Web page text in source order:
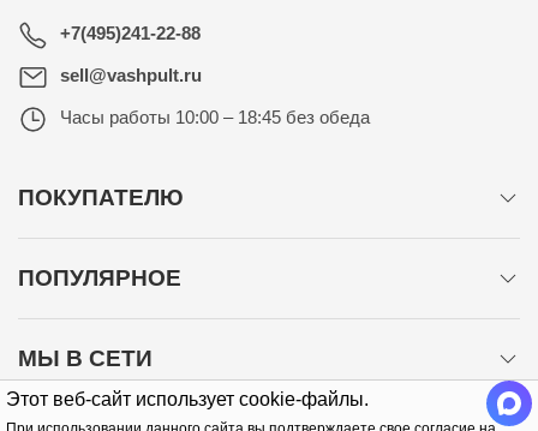
Этот веб-сайт использует cookie-файлы.
+7(495)241-22-88
sell@vashpult.ru
Часы работы 10:00 – 18:45 без обеда
ПОКУПАТЕЛЮ
ПОПУЛЯРНОЕ
МЫ В СЕТИ